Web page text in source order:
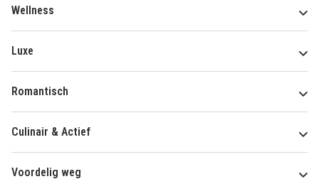
Wellness
Luxe
Romantisch
Culinair & Actief
Voordelig weg